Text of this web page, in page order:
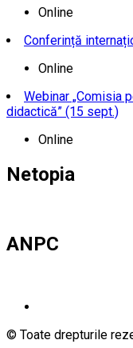
Online
Conferință
Online
Webinar „Comisia
didactică” (15 sept.)
Online
Netopia
ANPC
© Toate drepturile